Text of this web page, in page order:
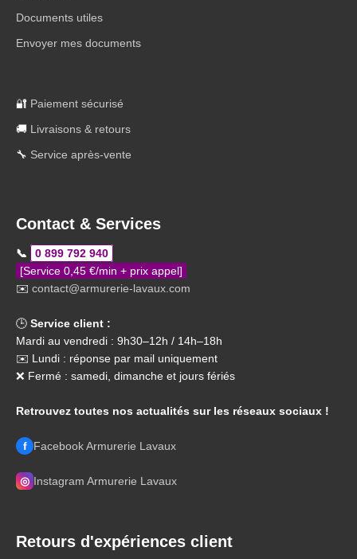
Documents utiles
Envoyer mes documents
🔐 Paiement sécurisé
🚚 Livraisons & retours
🔧 Service après-vente
Contact & Services
📞
0 899 792 940
[Service 0,45 €/min + prix appel]
✉️ contact@armurerie-lavaux.com
🕒 Service client :
Mardi au vendredi : 9h30–12h / 14h–18h
✉️ Lundi : réponse par mail uniquement
❌ Fermé : samedi, dimanche et jours fériés
Retrouvez toutes nos actualités sur les réseaux sociaux !
f Facebook Armurerie Lavaux
◎ Instagram Armurerie Lavaux
Retours d'expériences client